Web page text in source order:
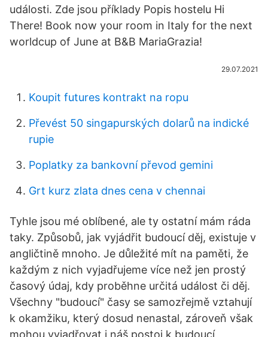
události. Zde jsou příklady Popis hostelu Hi
There! Book now your room in Italy for the next
worldcup of June at B&B MariaGrazia!
29.07.2021
Koupit futures kontrakt na ropu
Převést 50 singapurských dolarů na indické
rupie
Poplatky za bankovní převod gemini
Grt kurz zlata dnes cena v chennai
Tyhle jsou mé oblíbené, ale ty ostatní mám ráda
taky. Způsobů, jak vyjádřit budoucí děj, existuje v
angličtině mnoho. Je důležité mít na paměti, že
každým z nich vyjadřujeme více než jen prostý
časový údaj, kdy proběhne určitá událost či děj.
Všechny "budoucí" časy se samozřejmě vztahují
k okamžiku, který dosud nenastal, zároveň však
mohou vyjadřovat i náš postoj k budoucí